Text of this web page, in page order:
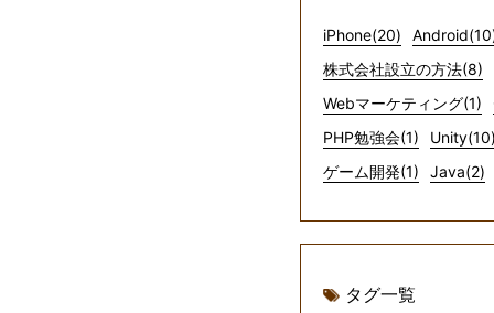
iPhone(20)
株式会社設立の方法(8)
Webマーケティング(1)
PHP勉強会(1)
ゲーム開発(1)
Java(2)
タグ一覧